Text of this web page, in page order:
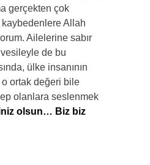
gerçekten çok
kaybedenlere Allah
Ailelerine sabır
de bu
ülke insanının
ortak değeri bile
olanlara seslenmek
olsun… Biz biz